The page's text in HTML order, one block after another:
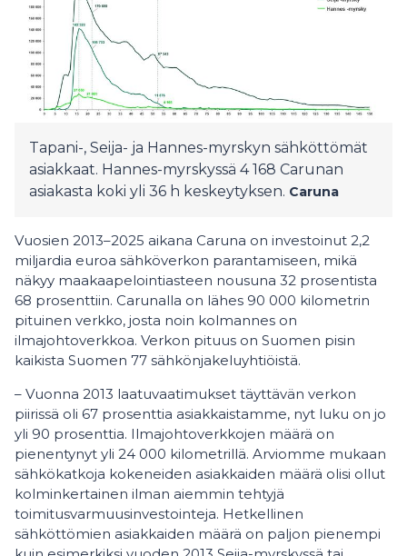
Tapani-, Seija- ja Hannes-myrskyn sähköttömät
asiakkaat. Hannes-myrskyssä 4 168 Carunan
asiakasta koki yli 36 h keskeytyksen. Caruna
Vuosien 2013–2025 aikana Caruna on investoinut 2,2
miljardia euroa sähköverkon parantamiseen, mikä
näkyy maakaapelointiasteen nousuna 32 prosentista
68 prosenttiin. Carunalla on lähes 90 000 kilometrin
pituinen verkko, josta noin kolmannes on
ilmajohtoverkkoa. Verkon pituus on Suomen pisin
kaikista Suomen 77 sähkönjakeluyhtiöistä.
– Vuonna 2013 laatuvaatimukset täyttävän verkon
piirissä oli 67 prosenttia asiakkaistamme, nyt luku on jo
yli 90 prosenttia. Ilmajohtoverkkojen määrä on
pienentynyt yli 24 000 kilometrillä. Arviomme mukaan
sähkökatkoja kokeneiden asiakkaiden määrä olisi ollut
kolminkertainen ilman aiemmin tehtyjä
toimitusvarmuusinvestointeja. Hetkellinen
sähköttömien asiakkaiden määrä on paljon pienempi